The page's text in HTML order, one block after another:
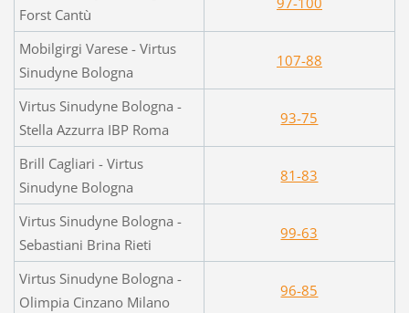
Forst Cantù
Mobilgirgi Varese - Virtus
Sinudyne Bologna
107-88
Virtus Sinudyne Bologna -
Stella Azzurra IBP Roma
93-75
Brill Cagliari - Virtus
Sinudyne Bologna
81-83
Virtus Sinudyne Bologna -
Sebastiani Brina Rieti
99-63
Virtus Sinudyne Bologna -
Olimpia Cinzano Milano
96-85